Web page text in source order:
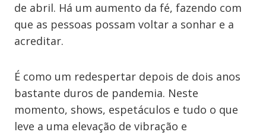
de abril. Há um aumento da fé, fazendo com
que as pessoas possam voltar a sonhar e a
acreditar.
É como um redespertar depois de dois anos
bastante duros de pandemia. Neste
momento, shows, espetáculos e tudo o que
leve a uma elevação de vibração e